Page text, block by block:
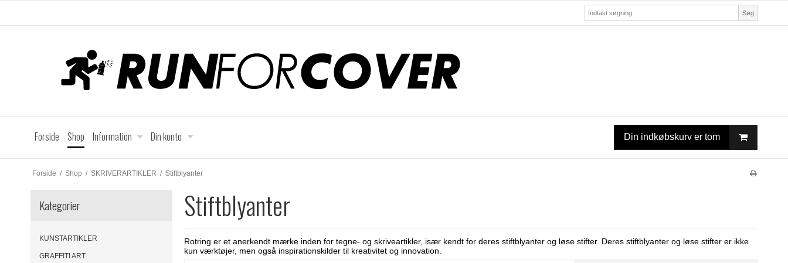
Søg
Forside Shop Information Din konto Din indkøbskurv er tom
Forside / Shop / SKRIVERARTIKLER / Stiftblyanter
Kategorier
KUNSTARTIKLER
GRAFFITI ART
Stiftblyanter
Rotring er et anerkendt mærke inden for tegne- og skriveartikler, især kendt for deres stiftblyanter og løse stifter. Deres stiftblyanter og løse stifter er ikke
kun værktøjer, men også inspirationskilder til kreativitet og innovation.